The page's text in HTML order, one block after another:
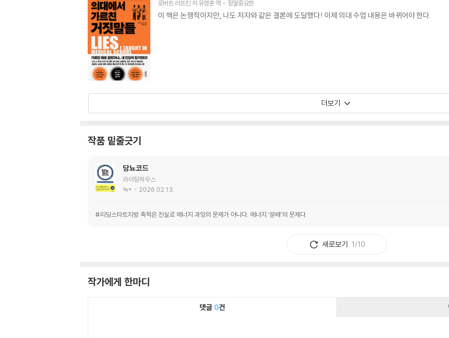
로버트 러프킨저유영훈역 정말중요한
이 책은 논쟁적이지만, 나도 저자와 같은 결론에 도달했다! 이제 의대 수업 내용은 바뀌어야 한다.
더보기
작품 밑줄긋기
당뇨코드
라이팅하우스
녹*
2026.02.13.
#리딩스타트지방 축적은 진실로 에너지 과잉의 문제가 아니다. 에너지 ‘분배’의 문제다.
새로보기 1/10
작가에게 한마디
댓글 0건